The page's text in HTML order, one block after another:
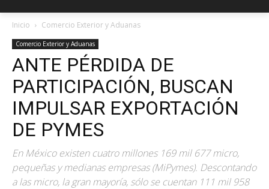
Inicio Comercio Exterior y Aduanas
Comercio Exterior y Aduanas
ANTE PÉRDIDA DE
PARTICIPACIÓN, BUSCAN
IMPULSAR EXPORTACIÓN
DE PYMES
En México existen cuatro millones 169 mil 677 micro,
pequeñas y medianas empresas (MiPymes). Descontando
a las micro, la gran mayoría, sólo se cuentan 111 mil 958